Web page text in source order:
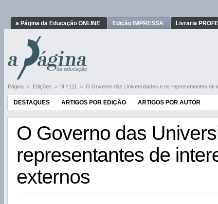
a Página da Educação ONLINE Edição IMPRESSA Livraria
Página > Edições > N.º 111 > O Governo das Universidades e os representantes de
DESTAQUES ARTIGOS POR EDIÇÃO ARTIGOS POR AUTOR
O Governo das
representantes de
externos